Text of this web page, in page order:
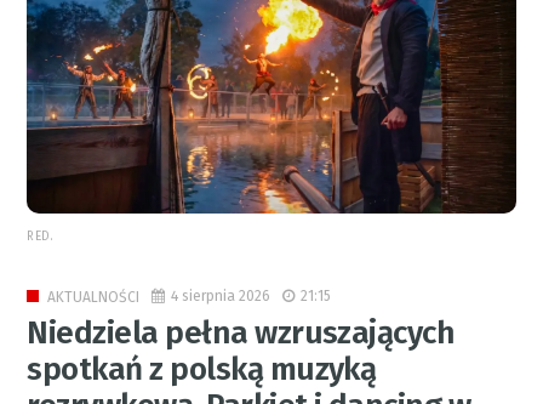
RED.
AKTUALNOŚCI 4 sierpnia 2026 21:15
Niedziela pełna wzruszających
spotkań z polską muzyką